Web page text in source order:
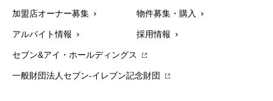
加盟店オーナー募集 物件募集・購入
アルバイト情報 採用情報
セブン&アイ・ホールディングス
一般財団法人セブン-イレブン記念財団